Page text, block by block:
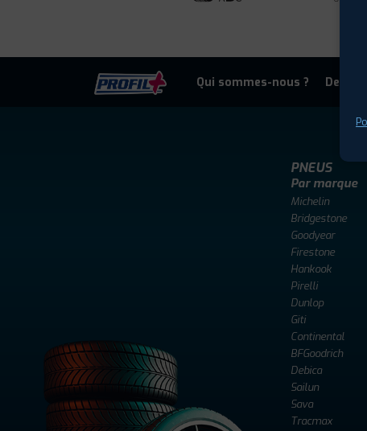
Qui sommes-nous ?
PNEUS
Par marque
Michelin
Bridgestone
Goodyear
Firestone
Hankook
Pirelli
Dunlop
Giti
Continental
BFGoodrich
Debica
Sailun
Sava
Tracmax